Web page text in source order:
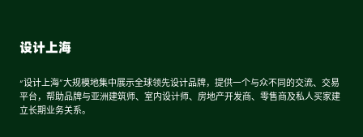
设计上海
“设计上海”大规模地集中展示全球领先设计品牌，提供一个与众不同的交流、交易
平台，帮助品牌与亚洲建筑师、室内设计师、房地产开发商、零售商及私人买家建
立长期业务关系。